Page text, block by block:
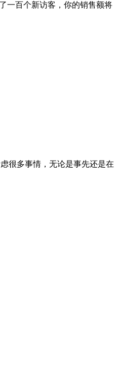
一百个新访客，你的销售额将
很多事情，无论是事先还是在